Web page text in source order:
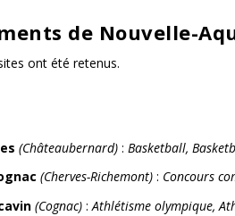
de Nouvelle-
ont été retenus.
(Châteaubernard) : Basketball,
(Cherves-Richemont) : Concours
(Cognac) :Athlétisme olympique,